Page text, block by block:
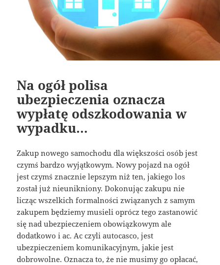
Na ogół polisa
ubezpieczenia oznacza
wypłatę odszkodowania w
wypadku…
Zakup nowego samochodu dla większości osób jest
czymś bardzo wyjątkowym. Nowy pojazd na ogół
jest czymś znacznie lepszym niż ten, jakiego los
został już nieunikniony. Dokonując zakupu nie
licząc wszelkich formalności związanych z samym
zakupem będziemy musieli oprócz tego zastanowić
się nad ubezpieczeniem obowiązkowym ale
dodatkowo i ac. Ac czyli autocasco, jest
ubezpieczeniem komunikacyjnym, jakie jest
dobrowolne. Oznacza to, że nie musimy go opłacać,